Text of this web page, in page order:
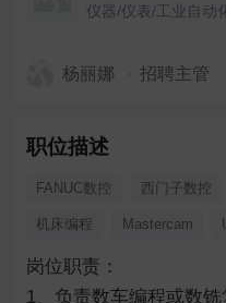
仪器/仪表/工业自动
杨丽娜 招聘主管
职位描述
FANUC数控 西门子数控
机床编程 Mastercam
岗位职责：
1、负责数车编程或数